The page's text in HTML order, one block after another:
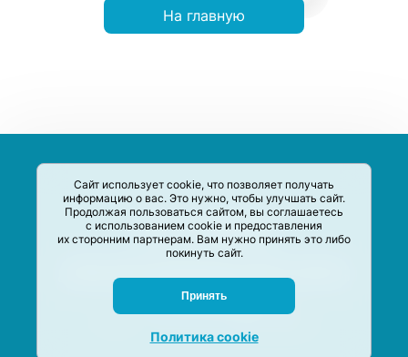
Сайт использует cookie, что позволяет получать
информацию о вас. Это нужно, чтобы улучшать сайт.
Продолжая пользоваться сайтом, вы соглашаетесь
с использованием cookie и предоставления
их сторонним партнерам. Вам нужно принять это либо
покинуть сайт.
Принять
Политика cookie
На главную
систематизации акций и скидок на товары и услуги в РФ
Задать вопрос
© M-Social production 2020 –2026